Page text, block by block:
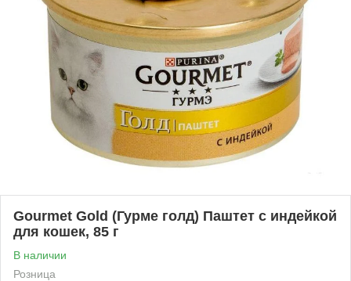
Gourmet Gold (Гурме голд) Паштет с индейкой
для кошек, 85 г
В наличии
Розница